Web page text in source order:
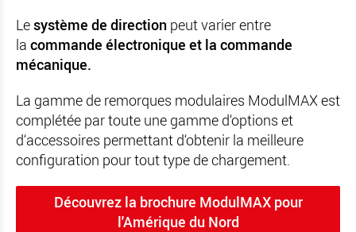
Lesystème de direction peut varier entre
la commande électronique et la commande
mécanique.
La gamme de remorques modulaires ModulMAX est
complétée par toute une gamme d‘options et
d‘accessoires permettant d‘obtenir la meilleure
configuration pour tout type de chargement.
Découvrez la brochure ModulMAX pour
l'Amérique du Nord